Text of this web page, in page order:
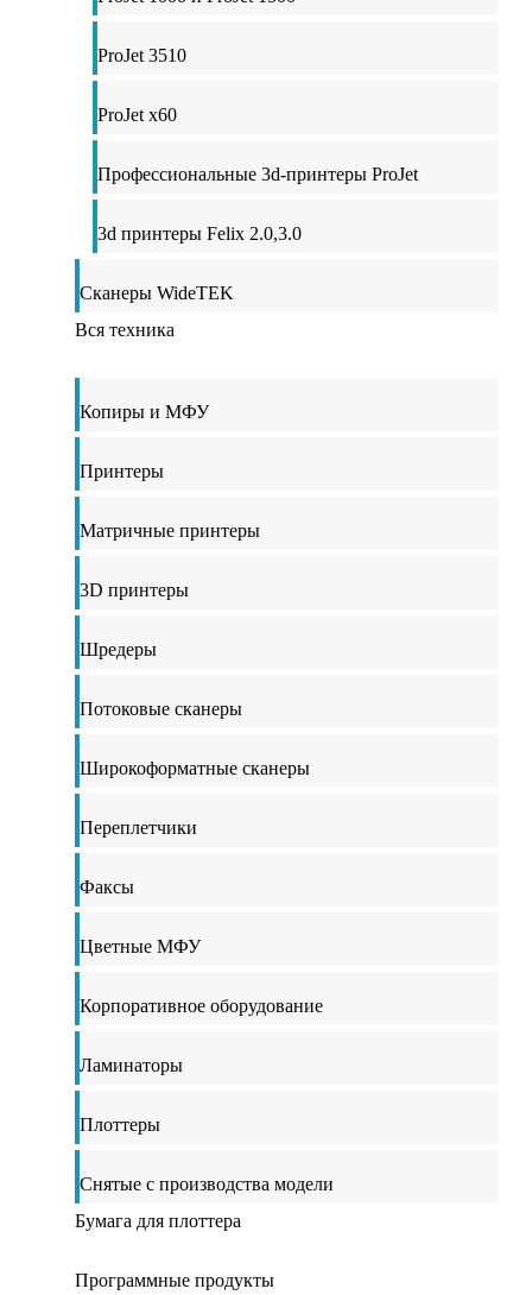
ProJet 3510
ProJet x60
Профессиональные 3d-принтеры ProJet
3d принтеры Felix 2.0,3.0
Сканеры WideTEK
Вся техника
Копиры и МФУ
Принтеры
Матричные принтеры
3D принтеры
Шредеры
Потоковые сканеры
Широкоформатные сканеры
Переплетчики
Факсы
Цветные МФУ
Корпоративное оборудование
Ламинаторы
Плоттеры
Снятые с производства модели
Бумага для плоттера
Программные продукты